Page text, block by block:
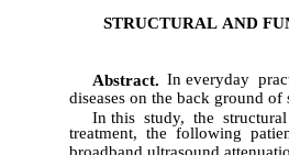
STRUCTURAL AND
Abstract. In everyday
diseases on the back ground
In this study, the
treatment, the following